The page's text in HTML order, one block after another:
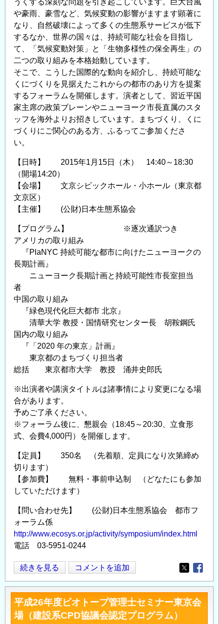
成
の
ご
案
内
の
うくする深刻な問題を引き起こしています。巨大台風
や豪雨、豪雪など、気候変動の影響がますます顕著に
なり、自然破壊によって多くの生態系サービスが低下
するなか、世界の国々は、持続可能な社会を目指し
て、「気候変動対策」と「生物多様性の保全再生」の
二つの取り組みを本格始動しています。
そこで、こうした国際的な動向を紹介し、持続可能な
くにづくりを見据えたこれからの都市のあり方を提案
するフォーラムを開催します。演者として、習近平国
家主席の政策ブレーンやニューヨーク市長直属のスタ
ッフを海外よりお招きしています。まちづくり、くに
づくりにご関心のある方、ふるってご参加くださ
い。
【日時】 2015年1月15日（木） 14:40～18:30
（開場14:20）
【会場】 文京シビックホール・小ホール（東京都
文京区）
【主催】 (公財)日本生態系協会
【プログラム】 ※逐次通訳つき
アメリカの取り組み
『PlaNYC 持続可能な都市に向けたニューヨークの
長期計画』
ニューヨーク長期計画と持続可能性市長室担当
者
中国の取り組み
『緑色現代化巨大都市 北京』
清華大学 教授・国情研究センター長 胡鞍鋼氏
国内の取り組み
『「2020 年の東京」計画』
東京都のまちづくり担当者
総括 東京都市大学 教授 涌井史郎氏
※出演者や講演タイトルは諸事情により変更になる場
合があります。
予めご了承ください。
※フォーラム後に、懇親会（18:45～20:30、立食形
式、会費4,000円）を開催します。
【定員】 350名 （先着順、定員になり次第締め
切ります）
【参加費】 無料・事前申込制 （どなたにも参加
していただけます）
【問い合わせ先】 (公財)日本生態系協会 都市フ
ォーラム係
http://www.ecosys.or.jp/activity/symposium/index.html
電話 03-5951-0244
国
際
フ
ォ
ー
続きを見る コメントを追加
Opens in
平成26年度ビオトープ管理士セミナー東京会
場（建設系CPD協議会認定プログラム）